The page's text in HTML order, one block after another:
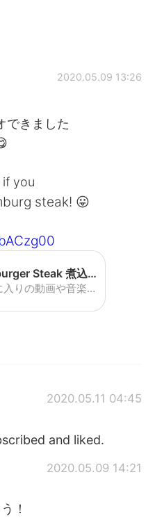
文
2020.05.09 13:26
できました
you
steak! 😛
Japanese Hamburger Steak 煮込みハンバーグ - YouTube
YouTube でお気に入りの動画や音楽を楽しみ、オリジナルのコンテンツをアップロードして友だちや家族、世界中の人たちと共有しましょう。
2020.05.11 04:45
and liked.
2020.05.09 14:21
！